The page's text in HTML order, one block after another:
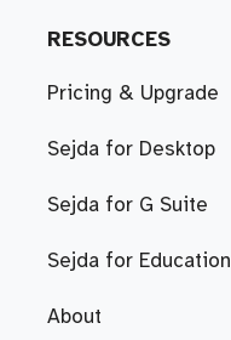
RESOURCES
Pricing & Upgrade
Sejda for Desktop
Sejda for G Suite
Sejda for Education
About